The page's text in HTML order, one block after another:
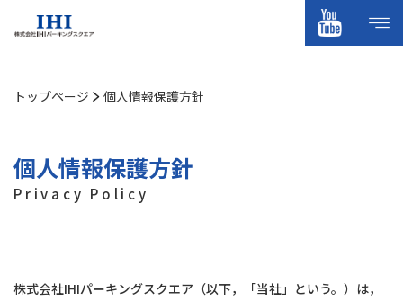
トップページ 個人情報保護方針
個人情報保護方針
Privacy Policy
株式会社IHIパーキングスクエア（以下，「当社」という。）は，